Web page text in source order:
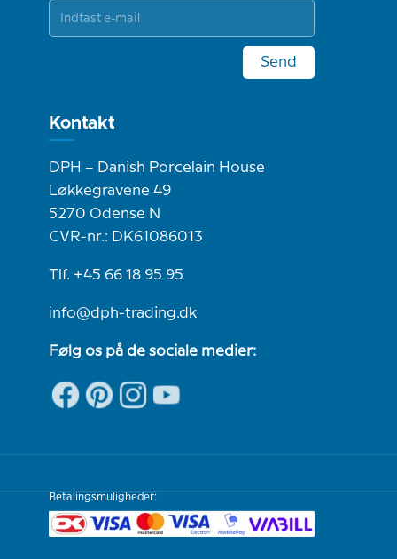
Send
Kontakt
DPH – Danish Porcelain House
Løkkegravene 49
5270 Odense N
CVR-nr.: DK61086013
Tlf. +45 66 18 95 95
info@dph-trading.dk
Følg os på de sociale medier:
Betalingsmuligheder: